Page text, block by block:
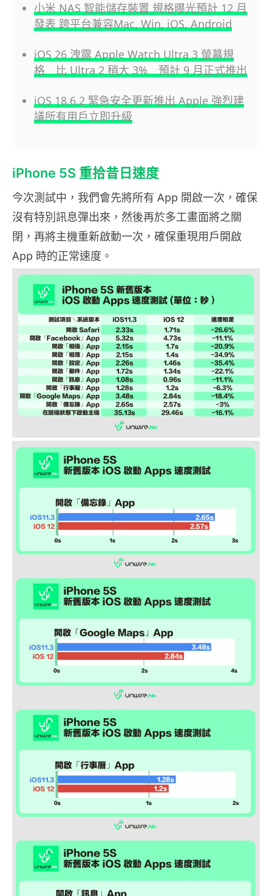
小米 NAS 智能儲存裝置 規格曝光預計 12 月
發表 跨平台兼容Mac, Win, iOS, Android
iOS 26 洩露 Apple Watch Ultra 3 螢幕規
格 比 Ultra 2 稍大 3% 預計 9 月正式推出
iOS 18.6.2 緊急安全更新推出 Apple 強烈建
議所有用戶立即升級
iPhone 5S 重拾昔日速度
今次測試中，我們會先將所有 App 開啟一次，確保
沒有特別訊息彈出來，然後再於多工畫面將之關
閉，再將主機重新啟動一次，確保重現用戶開啟
App 時的正常速度。